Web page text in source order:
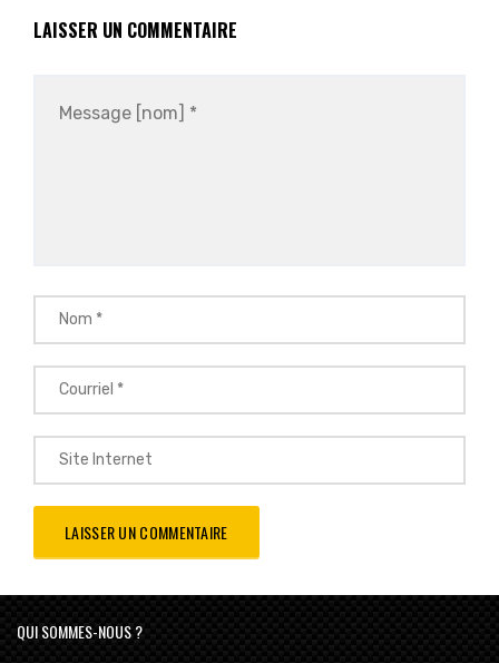
LAISSER UN COMMENTAIRE
QUI SOMMES-NOUS ?